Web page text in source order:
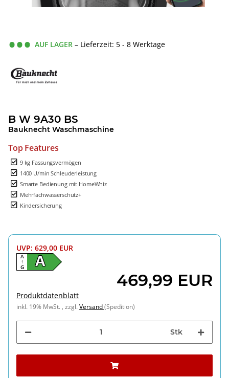
AUF LAGER – Lieferzeit: 5 - 8 Werktage
B W 9A30 BS
Bauknecht Waschmaschine
Top Features
9 kg Fassungsvermögen
1400 U/min Schleuderleistung
Smarte Bedienung mit HomeWhiz
Mehrfachwasserschutz+
Kindersicherung
UVP: 629,00 EUR
A
A
↑
G
469,99 EUR
Produktdatenblatt
inkl. 19% MwSt. , zzgl.Versand(Spedition)
Stk